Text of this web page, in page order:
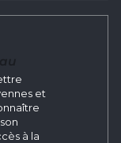
et
à la